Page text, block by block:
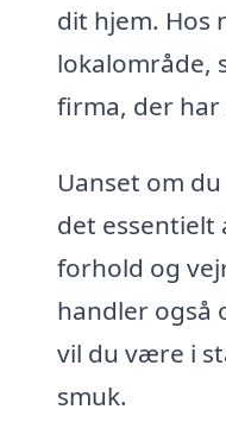
dit hjem. Hos
lokalområde,
firma, der
Uanset om
det essentielt
forhold og
handler også
vil du være i
smuk.